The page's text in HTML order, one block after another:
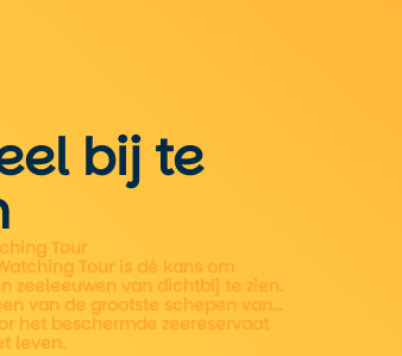
bij te
Tour
Tour is dé kans om
zeeleeuwen van dichtbij te zien.
van de grootste schepen van
het beschermde zeereservaat
leven.